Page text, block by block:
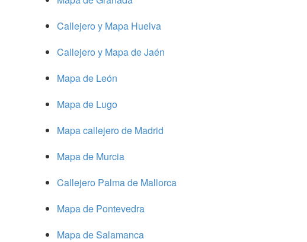
Callejero y Mapa Huelva
Callejero y Mapa de Jaén
Mapa de León
Mapa de Lugo
Mapa callejero de Madrid
Mapa de Murcia
Callejero Palma de Mallorca
Mapa de Pontevedra
Mapa de Salamanca